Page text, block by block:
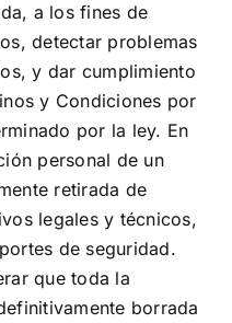
a los fines de
detectar problemas
y dar cumplimiento
y Condiciones por
por la ley. En
personal de un
retirada de
legales y técnicos,
de seguridad.
que toda la
borrada